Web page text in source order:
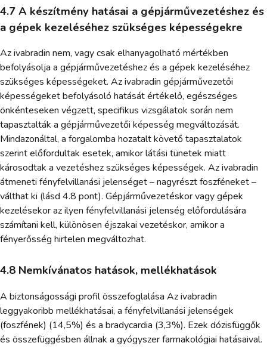
4.7 A készítmény hatásai a gépjárművezetéshez és
a gépek kezeléséhez szükséges képességekre
Az ivabradin nem, vagy csak elhanyagolható mértékben
befolyásolja a gépjárművezetéshez és a gépek kezeléséhez
szükséges képességeket. Az ivabradin gépjárművezetői
képességeket befolyásoló hatását értékelő, egészséges
önkénteseken végzett, specifikus vizsgálatok során nem
tapasztalták a gépjárművezetői képesség megváltozását.
Mindazonáltal, a forgalomba hozatalt követő tapasztalatok
szerint előfordultak esetek, amikor látási tünetek miatt
károsodtak a vezetéshez szükséges képességek. Az ivabradin
átmeneti fényfelvillanási jelenséget – nagyrészt foszféneket –
válthat ki (lásd 4.8 pont). Gépjárművezetéskor vagy gépek
kezelésekor az ilyen fényfelvillanási jelenség előfordulására
számítani kell, különösen éjszakai vezetéskor, amikor a
fényerősség hirtelen megváltozhat.
4.8 Nemkívánatos hatások, mellékhatások
A biztonságossági profil összefoglalása Az ivabradin
leggyakoribb mellékhatásai, a fényfelvillanási jelenségek
(foszfének) (14,5%) és a bradycardia (3,3%). Ezek dózisfüggők
és összefüggésben állnak a gyógyszer farmakológiai hatásaival.